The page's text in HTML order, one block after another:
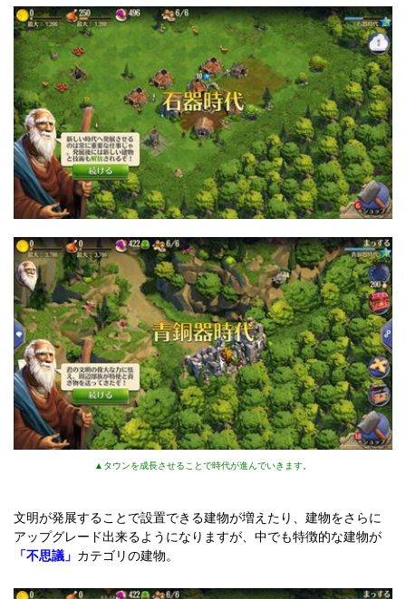
▲タウンを成長させることで時代が進んでいきます。
文明が発展することで設置できる建物が増えたり、建物をさらに
アップグレード出来るようになりますが、中でも特徴的な建物が
「不思議」 カテゴリの建物。